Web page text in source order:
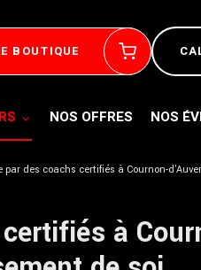
BOUTIQUE
NOS OFFRES NOS
des coachs certifiés à Cournon-
à